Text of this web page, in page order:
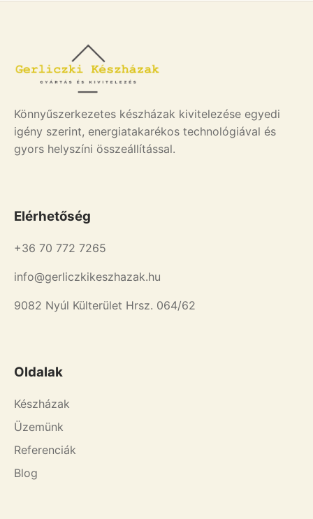
Könnyűszerkezetes készházak kivitelezése egyedi
igény szerint, energiatakarékos technológiával és
gyors helyszíni összeállítással.
Elérhetőség
+36 70 772 7265
info@gerliczkikeszhazak.hu
9082 Nyúl Külterület Hrsz. 064/62
Oldalak
Készházak
Üzemünk
Referenciák
Blog